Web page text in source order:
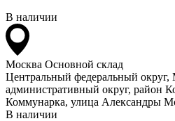
В наличии
Москва Основной склад
Центральный федеральный
административный округ, район
Коммунарка, улица Александры
В наличии